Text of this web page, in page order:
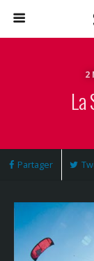
2
La
Partager